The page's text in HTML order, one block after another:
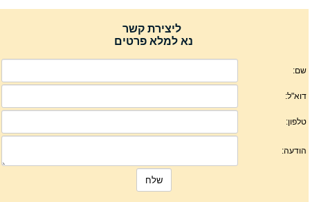
ליצירת קשר
נא למלא פרטים